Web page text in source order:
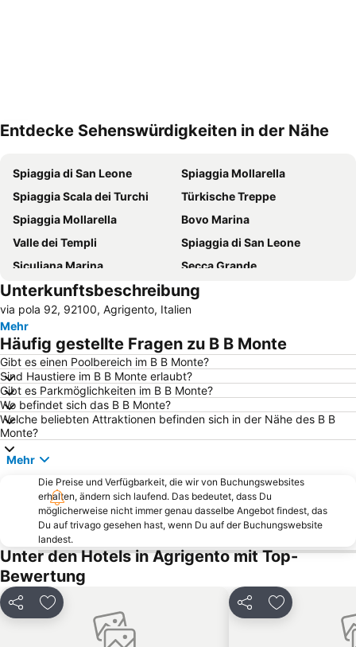
Entdecke Sehenswürdigkeiten in der Nähe
Spiaggia di San Leone
Spiaggia Mollarella
Spiaggia Scala dei Turchi
Türkische Treppe
Spiaggia Mollarella
Bovo Marina
Valle dei Templi
Spiaggia di San Leone
Siculiana Marina
Secca Grande
Porto di Porto Empedocle
Eraclea Minoa
Porto di Sciacca
Riserva Naturale Regionale Monte Genuardo e Santa Maria del Bosco
Riserva Naturale Orientata di Torre Salsa
Eraclea Minoa
Spiaggia Poliscia
Montaperto Presepe di Agrigento
Kaos
Spiaggia Marina
Eremo di Santa Rosalia
Spiaggia Scala dei Turchi
Spiaggia Marina
Rocca San Nicola
Unterkunftsbeschreibung
via pola 92, 92100, Agrigento, Italien
Mehr
Häufig gestellte Fragen zu B B Monte
Gibt es einen Poolbereich im B B Monte?
Sind Haustiere im B B Monte erlaubt?
Gibt es Parkmöglichkeiten im B B Monte?
Wo befindet sich das B B Monte?
Welche beliebten Attraktionen befinden sich in der Nähe des B B
Monte?
Mehr
Die Preise und Verfügbarkeit, die wir von Buchungswebsites
erhalten, ändern sich laufend. Das bedeutet, dass Du
möglicherweise nicht immer genau dasselbe Angebot findest, das
Du auf trivago gesehen hast, wenn Du auf der Buchungswebsite
landest.
Unter den Hotels in Agrigento mit Top-
Bewertung
Teilen Zu Favoriten hinzufügen Teilen Zu Favoriten